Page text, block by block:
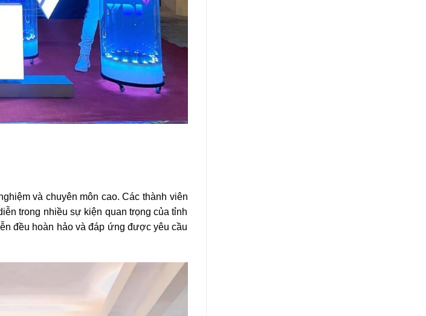
và chuyên môn cao. Các thành viên
trong nhiều sự kiện quan trọng của tỉnh
đều hoàn hảo và đáp ứng được yêu cầu